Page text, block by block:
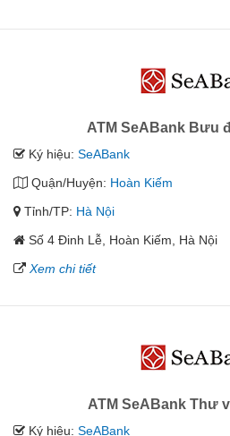
ATM SeABank Bưu
Ký hiệu: SeABank
Quận/Huyện: Hoàn Kiếm
Tỉnh/TP: Hà Nội
Số 4 Đinh Lễ, Hoàn Kiếm, Hà Nội
Xem chi tiết
ATM SeABank Thư
Ký hiệu: SeABank